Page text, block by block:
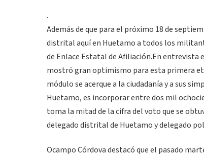
.
Además de que para el próximo 18 de
distrital aquí en Huetamo a todos los
de Enlace Estatal de Afiliación.En entrevista
mostró gran optimismo para esta primera
módulo se acerque a la ciudadanía y a sus
Huetamo, es incorporar entre dos mil
toma la mitad de la cifra del voto que se
delegado distrital de Huetamo y delegado
Ocampo Córdova destacó que el pasado